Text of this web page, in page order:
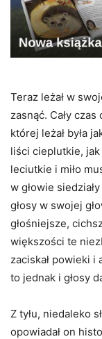
Teraz leżał w
zasnąć. Cały
której leżał była
liści cieplutkie,
leciutkie i miło
w głowie
głosy w swojej
głośniejsze,
większości te
zaciskał powieki i
to jednak i głosy
Z tyłu, niedaleko
opowiadał on